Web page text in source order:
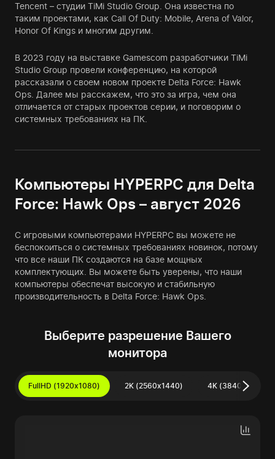
Tencent – студии TiMi Studio Group. Она известна по
таким проектами, как Call Of Duty: Mobile, Arena of Valor,
Honor Of Kings и многим другим.
В 2023 году на выставке Gamescom разработчики TiMi
Studio Group провели конференцию, на которой
рассказали о своем новом проекте Delta Force: Hawk
Ops. Далее мы расскажем, что это за игра, чем она
отличается от старых проектов серии, и поговорим о
системных требованиях на ПК.
Компьютеры HYPERPC для Delta
Force: Hawk Ops – август 2026
С игровыми компьютерами HYPERPC вы можете не
беспокоиться о системных требованиях новинок, потому
что все наши ПК создаются на базе мощных
комплектующих. Вы можете быть уверены, что наши
компьютеры обеспечат высокую и стабильную
производительность в Delta Force: Hawk Ops.
Выберите разрешение Вашего
монитора
FullHD (1920x1080) 2K (2560x1440) 4K (3840x2160)